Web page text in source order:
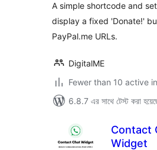
A simple shortcode and
display a fixed 'Donate!'
PayPal.me URLs.
DigitalME
Fewer than 10 active
6.8.7 এর সাথে টেস্ট করা
Contact
Widget